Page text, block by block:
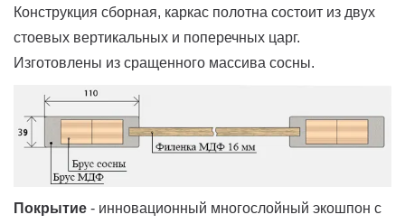
Конструкция сборная, каркас полотна состоит из двух
стоевых вертикальных и поперечных царг.
Изготовлены из сращенного массива сосны.
Покрытие - инновационный многослойный экошпон с